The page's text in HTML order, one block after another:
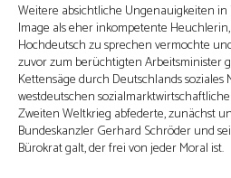
Weitere absichtliche Ungenauigkeiten
Image als eher inkompetente
Hochdeutsch zu sprechen vermochte
zuvor zum berüchtigten Arbeitsminister
Kettensäge durch Deutschlands soziales
westdeutschen
Zweiten Weltkrieg abfederte, zunächst
Bundeskanzler Gerhard Schröder und
Bürokrat galt, der frei von jeder Moral ist.